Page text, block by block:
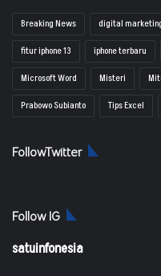
Breaking News digital
fitur iphone 13
iphone terbaru
Microsoft Word
Misteri
Prabowo Subianto
Tips Excel
FollowTwitter
Follow IG
satuinfonesia